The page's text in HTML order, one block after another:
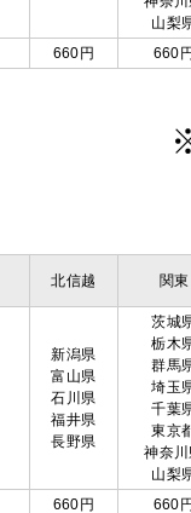
山梨
660円 660
北信越 関東
新潟県
富山県
石川県
福井県
長野県
茨城
栃木
群馬
埼玉
千葉
東京
神奈
山梨
660円 660